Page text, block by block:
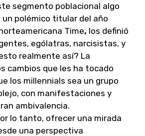
segmento poblacional algo
un polémico titular del año
Time, los definió
ególatras, narcisistas, y
realmente así? La
cambios que les ha tocado
los millennials sea un grupo
con manifestaciones y
ambivalencia.
lo tanto, ofrecer una mirada
una perspectiva